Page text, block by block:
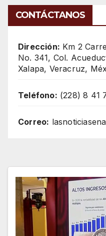
CONTÁCTANOS
Dirección: Km 2
No. 341, Col.
Xalapa, Veracruz,
Teléfono: (228) 8 41
Correo: